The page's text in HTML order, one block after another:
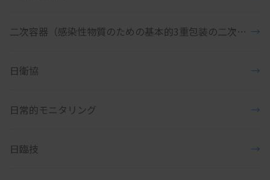
二次容器（感染性物質のための基本的3重包装の二次容器） →
日衛協 →
日常的モニタリング →
日臨技 →